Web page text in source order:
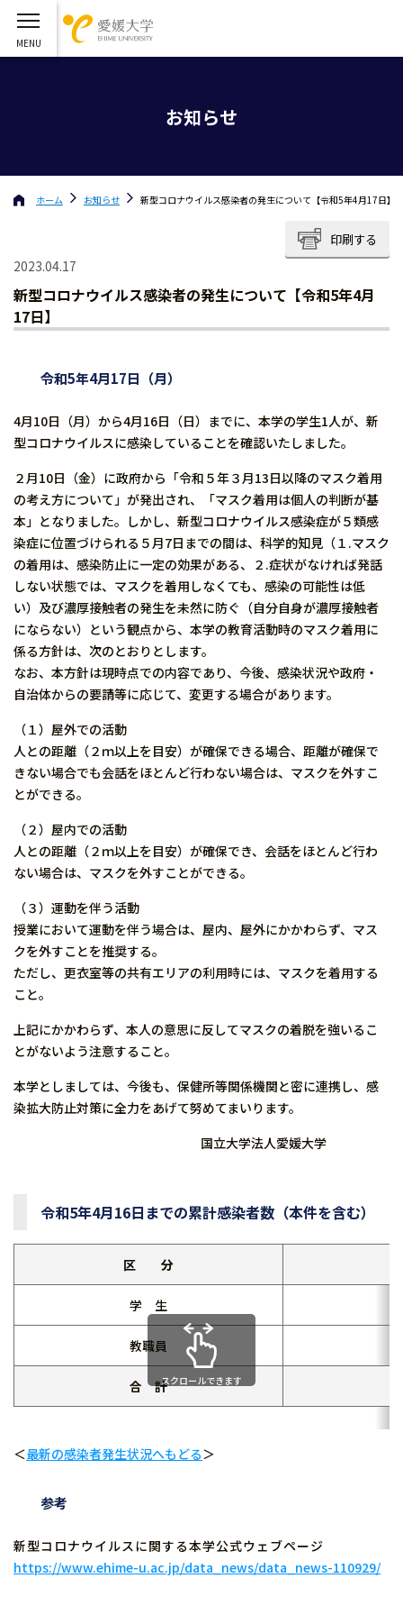
お知らせ
ホーム お知らせ 新型コロナウイルス感染者の発生について【令和5年4月17日】
印刷する
2023.04.17
新型コロナウイルス感染者の発生について【令和5年4月
17日】
令和5年4月17日（月）
4月10日（月）から4月16日（日）までに、本学の学生1人が、新
型コロナウイルスに感染していることを確認いたしました。
２月10日（金）に政府から「令和５年３月13日以降のマスク着用
の考え方について」が発出され、「マスク着用は個人の判断が基
本」となりました。しかし、新型コロナウイルス感染症が５類感
染症に位置づけられる５月7日までの間は、科学的知見（１.マスク
の着用は、感染防止に一定の効果がある、２.症状がなければ発話
しない状態では、マスクを着用しなくても、感染の可能性は低
い）及び濃厚接触者の発生を未然に防ぐ（自分自身が濃厚接触者
にならない）という観点から、本学の教育活動時のマスク着用に
係る方針は、次のとおりとします。
なお、本方針は現時点での内容であり、今後、感染状況や政府・
自治体からの要請等に応じて、変更する場合があります。
（１）屋外での活動
人との距離（２ｍ以上を目安）が確保できる場合、距離が確保で
きない場合でも会話をほとんど行わない場合は、マスクを外すこ
とができる。
（２）屋内での活動
人との距離（２ｍ以上を目安）が確保でき、会話をほとんど行わ
ない場合は、マスクを外すことができる。
（３）運動を伴う活動
授業において運動を伴う場合は、屋内、屋外にかかわらず、マス
クを外すことを推奨する。
ただし、更衣室等の共有エリアの利用時には、マスクを着用する
こと。
上記にかかわらず、本人の意思に反してマスクの着脱を強いるこ
とがないよう注意すること。
本学としましては、今後も、保健所等関係機関と密に連携し、感
染拡大防止対策に全力をあげて努めてまいります。
国立大学法人愛媛大学
令和5年4月16日までの累計感染者数（本件を含む）
区 分
学 生
教職員
合 計スクロールできます
＜最新の感染者発生状況へもどる＞
参考
新型コロナウイルスに関する本学公式ウェブページ
https://www.ehime-u.ac.jp/data_news/data_news-110929/